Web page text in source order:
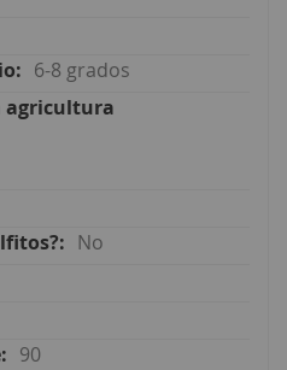
6-8 grados
No
90